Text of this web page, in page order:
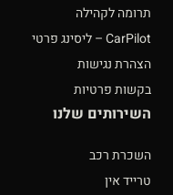
תרומה לקהילה
CarPilot – ליסינג פרטי
הצהרת נגישות
בקשות פרטיות
השירותים שלנו
השכרת רכב
טרייד אין